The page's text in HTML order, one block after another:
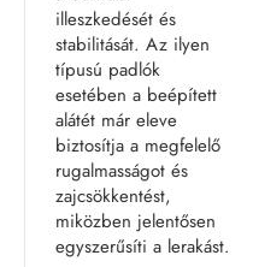
illeszkedését és
stabilitását. Az ilyen
típusú padlók
esetében a beépített
alátét már eleve
biztosítja a megfelelő
rugalmasságot és
zajcsökkentést,
miközben jelentősen
egyszerűsíti a lerakást.